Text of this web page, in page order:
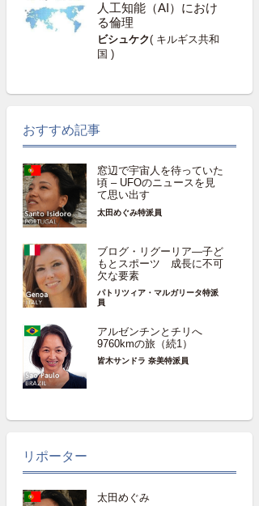
人工知能（AI）におけ
る倫理
ビシュケク( キルギス共和
国 )
おすすめ記事
窓辺で宇宙人を待っていた
頃 – UFOのニュースを見
て思い出す
太田めぐみ特派員
ブログ・リグーリア―子ど
もとスポーツ 成長に不可
欠な要素
パトリツィア・マルガリータ特派
員
アルゼンチンとチリへ
9760kmの旅（続1）
皆木サンドラ 奈美特派員
リポーター
太田めぐみ